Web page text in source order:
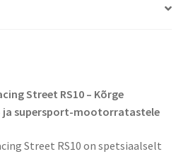
Street RS10 – Kõrge
ja supersport-mootorratastele
Street RS10 on spetsiaalselt